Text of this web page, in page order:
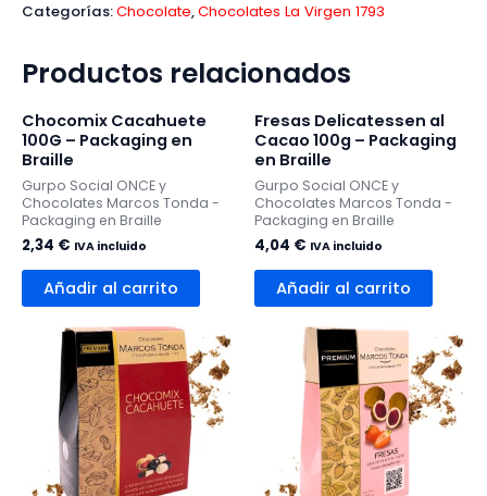
Categorías:Chocolate,Chocolates La Virgen 1793
Productos relacionados
Chocomix Cacahuete
100G – Packaging en
Braille
Gurpo Social ONCE y
Chocolates Marcos Tonda -
Packaging en Braille
2,34 € IVA incluido
Añadir al carrito
Fresas Delicatessen al
Cacao 100g – Packaging
en Braille
Gurpo Social ONCE y
Chocolates Marcos Tonda -
Packaging en Braille
4,04 € IVA incluido
Añadir al carrito